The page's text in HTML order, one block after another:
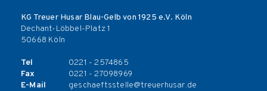
KG Treuer Husar Blau-Gelb von 1925 e.V. Köln
Dechant-Löbbel-Platz 1
50668 Köln
Tel
0221 - 2574865
Fax
0221 - 27098969
E-Mail
geschaeftsstelle@treuerhusar.de